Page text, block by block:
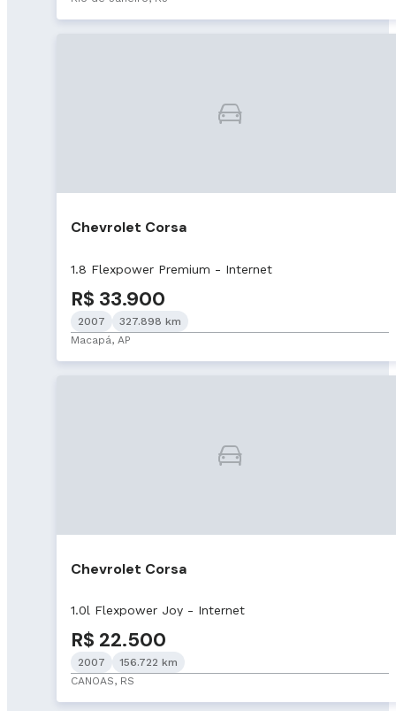
Chevrolet Corsa
1.8 Flexpower Premium - Internet
R$ 33.900
2007
327.898 km
Macapá, AP
Chevrolet Corsa
1.0l Flexpower Joy - Internet
R$ 22.500
2007
156.722 km
CANOAS, RS